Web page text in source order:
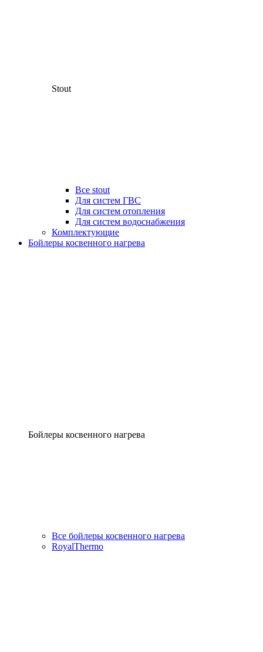
Stout
Все stout
Для систем ГВС
Для систем отопления
Для систем водоснабжения
Комплектующие
Бойлеры косвенного нагрева
Бойлеры косвенного нагрева
Все бойлеры косвенного нагрева
RoyalThermo